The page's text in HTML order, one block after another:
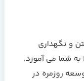
و نگهداری
به شما می آموزد.
روزمره در